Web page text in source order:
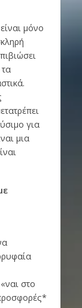
μόνο
για
μια
στο